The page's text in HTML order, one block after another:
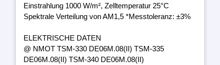
Einstrahlung 1000 W/m², Zelltemperatur 25°C
Spektrale Verteilung von AM1,5 *Messtoleranz: ±3%
ELEKTRISCHE DATEN
@ NMOT TSM-330 DE06M.08(II) TSM-335
DE06M.08(II) TSM-340 DE06M.08(II)